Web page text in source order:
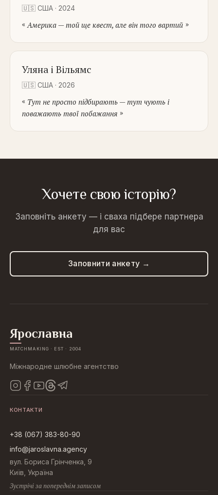
🇺🇸 США · 2024
« Америка — той ще квест, але він того вартий »
Уляна і Вільямс
🇺🇸 США · 2026
« Тут не просто підбирають — тут чують і
поважають твої побажання »
Хочете свою історію?
Заповніть анкету — і сваха підбере партнера
для вас
Заповнити анкету →
Ярославна
MATCHMAKING · EST · 2004
Міжнародне шлюбне агентство
КОНТАКТИ
+38 (067) 383-80-90
info@jaroslavna.agency
вул. Бориса Грінченка, 9
Київ, Україна
Зустрічі за попереднім записом